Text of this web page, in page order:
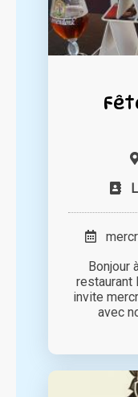
Bonjour
restaurant
invite
avec